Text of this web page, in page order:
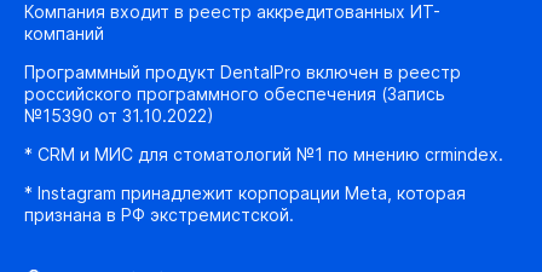
Компания входит в реестр аккредитованных ИТ-
компаний
Программный продукт DentalPro включен в реестр
российского программного обеспечения (Запись
№15390 от 31.10.2022)
* CRM и МИС для стоматологий №1 по мнению crmindex.
* Instagram принадлежит корпорации Meta, которая
признана в РФ экстремистской.